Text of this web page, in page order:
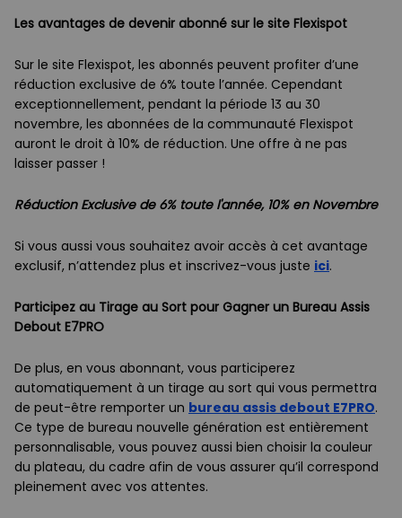
Les avantages de devenir abonné sur le site Flexispot
Sur le site Flexispot, les abonnés peuvent profiter d’une
réduction exclusive de 6% toute l’année. Cependant
exceptionnellement, pendant la période 13 au 30
novembre, les abonnées de la communauté Flexispot
auront le droit à 10% de réduction. Une offre à ne pas
laisser passer !
Réduction Exclusive de 6% toute l'année, 10% en Novembre
Si vous aussi vous souhaitez avoir accès à cet avantage
exclusif, n’attendez plus et inscrivez-vous juste ici.
Participez au Tirage au Sort pour Gagner un Bureau Assis
Debout E7PRO
De plus, en vous abonnant, vous participerez
automatiquement à un tirage au sort qui vous permettra
de peut-être remporter un bureau assis debout E7PRO.
Ce type de bureau nouvelle génération est entièrement
personnalisable, vous pouvez aussi bien choisir la couleur
du plateau, du cadre afin de vous assurer qu’il correspond
pleinement avec vos attentes.